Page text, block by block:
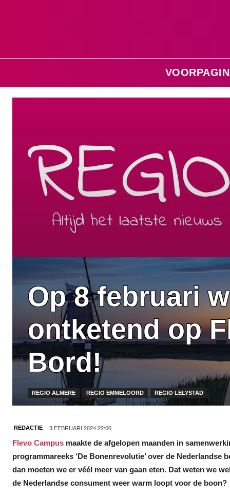
Op 8 februari
ontketend op
Bord!
REGIO ALMERE REGIO EMMELOORD REGIO LELYSTAD
REDACTIE 3 FEBRUARI 2024 22:00
Flevo Campus maakte de afgelopen maanden in
programmareeks ‘De Bonenrevolutie’ over de
dan moeten we er véél meer van gaan eten. Dat weten we
de Nederlandse consument weer warm loopt voor de boon?